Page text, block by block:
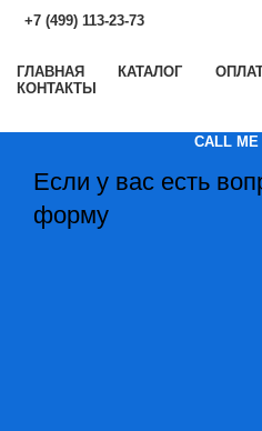
+7 (499) 113-23-73
ГЛАВНАЯ КАТАЛОГ
КОНТАКТЫ
CALL ME
Если у вас есть
форму